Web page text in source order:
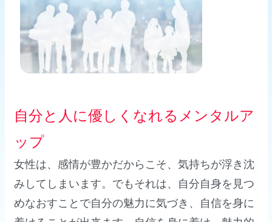
自分と人に優しくなれるメンタルア
ップ
女性は、感情が豊かだからこそ、気持ちが浮き沈
みしてしまいます。でもそれは、自分自身を見つ
めなおすことで自分の魅力に気づき、自信を身に